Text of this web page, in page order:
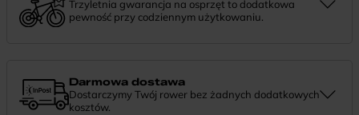
Trzyletnia gwarancja na osprzęt to dodatkowa
pewność przy codziennym użytkowaniu.
Darmowa dostawa
Dostarczymy Twój rower bez żadnych dodatkowych
kosztów.